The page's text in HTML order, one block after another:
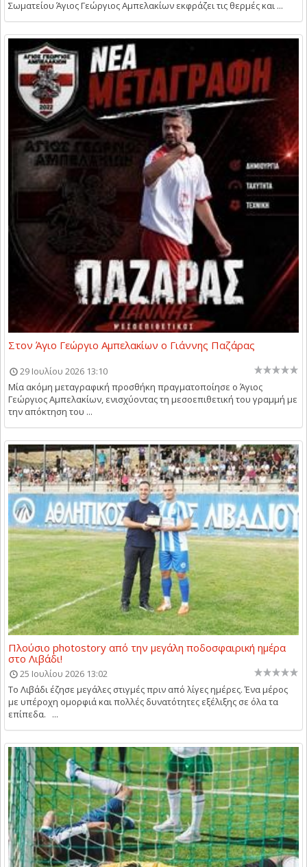
Σωματείου Άγιος Γεώργιος Αμπελακίων εκφράζει τις θερμές και ...
Στον Άγιο Γεώργιο Αμπελακίων ο Γιάννης Παζάρας
29 Ιουλίου 2026 13:10
Μία ακόμη μεταγραφική προσθήκη πραγματοποίησε ο Άγιος
Γεώργιος Αμπελακίων, ενισχύοντας τη μεσοεπιθετική του γραμμή με
την απόκτηση του ...
Πλούσιο photostory από την μεγάλη ποδοσφαιρική ημέρα
στο Λιβάδι!
25 Ιουλίου 2026 13:02
Το Λιβάδι έζησε μεγάλες στιγμές πριν από λίγες ημέρες. Ένα μέρος
με υπέροχη ομορφιά και πολλές δυνατότητες εξέλιξης σε όλα τα
επίπεδα. ...